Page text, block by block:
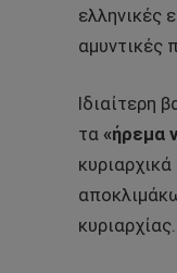
ελληνικές
αμυντικές
Ιδιαίτερη
τα «ήρεμα
κυριαρχίας.